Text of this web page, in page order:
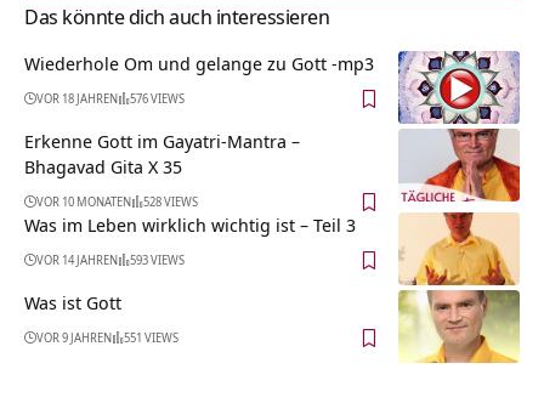
Das könnte dich auch interessieren
Wiederhole Om und gelange zu Gott -mp3
VOR 18 JAHREN 576 VIEWS
Erkenne Gott im Gayatri-Mantra –
Bhagavad Gita X 35
VOR 10 MONATEN 528 VIEWS
Was im Leben wirklich wichtig ist – Teil 3
VOR 14 JAHREN 593 VIEWS
Was ist Gott
VOR 9 JAHREN 551 VIEWS